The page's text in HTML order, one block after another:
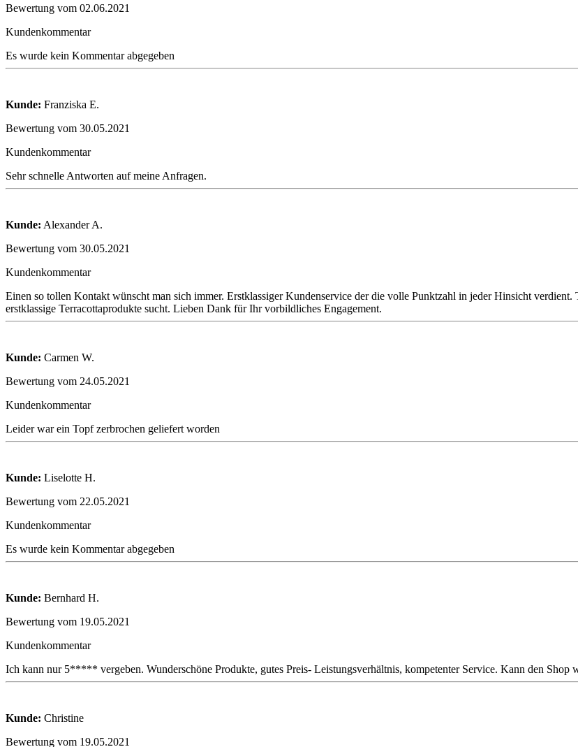
Bewertung vom 02.06.2021
Kundenkommentar
Es wurde kein Kommentar abgegeben
Kunde: Franziska E.
Bewertung vom 30.05.2021
Kundenkommentar
Sehr schnelle Antworten auf meine Anfragen.
Kunde: Alexander A.
Bewertung vom 30.05.2021
Kundenkommentar
Einen so tollen Kontakt wünscht man sich immer. Erstklassiger Kundenservice der die volle Punktzahl in jeder Hinsicht
erstklassige Terracottaprodukte sucht. Lieben Dank für Ihr vorbildliches Engagement.
Kunde: Carmen W.
Bewertung vom 24.05.2021
Kundenkommentar
Leider war ein Topf zerbrochen geliefert worden
Kunde: Liselotte H.
Bewertung vom 22.05.2021
Kundenkommentar
Es wurde kein Kommentar abgegeben
Kunde: Bernhard H.
Bewertung vom 19.05.2021
Kundenkommentar
Ich kann nur 5***** vergeben. Wunderschöne Produkte, gutes Preis- Leistungsverhältnis, kompetenter Service. Kann den Shop
Kunde: Christine
Bewertung vom 19.05.2021